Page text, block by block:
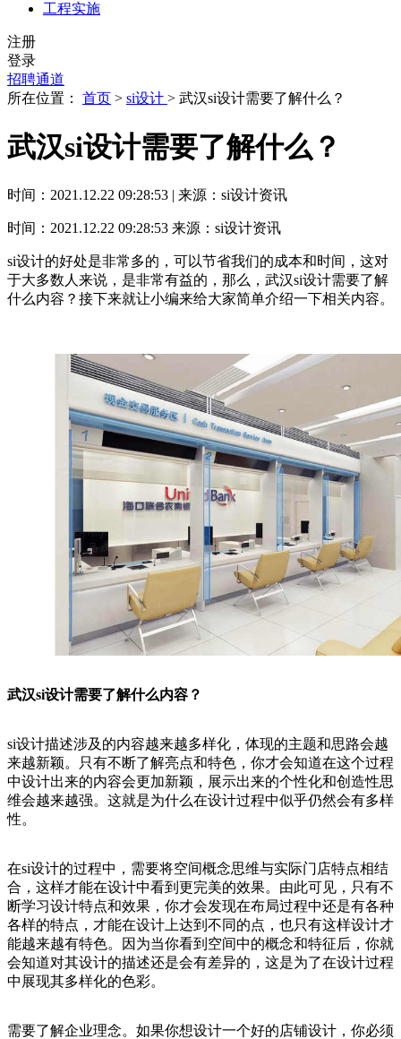
工程实施
注册
登录
招聘通道
所在位置： 首页 > si设计 > 武汉si设计需要了解什么？
武汉si设计需要了解什么？
时间：2021.12.22 09:28:53 | 来源：si设计资讯
时间：2021.12.22 09:28:53 来源：si设计资讯
si设计的好处是非常多的，可以节省我们的成本和时间，这对
于大多数人来说，是非常有益的，那么，武汉si设计需要了解
什么内容？接下来就让小编来给大家简单介绍一下相关内容。
武汉si设计需要了解什么内容？
si设计描述涉及的内容越来越多样化，体现的主题和思路会越
来越新颖。只有不断了解亮点和特色，你才会知道在这个过程
中设计出来的内容会更加新颖，展示出来的个性化和创造性思
维会越来越强。这就是为什么在设计过程中似乎仍然会有多样
性。
在si设计的过程中，需要将空间概念思维与实际门店特点相结
合，这样才能在设计中看到更完美的效果。由此可见，只有不
断学习设计特点和效果，你才会发现在布局过程中还是有各种
各样的特点，才能在设计上达到不同的点，也只有这样设计才
能越来越有特色。因为当你看到空间中的概念和特征后，你就
会知道对其设计的描述还是会有差异的，这是为了在设计过程
中展现其多样化的色彩。
需要了解企业理念。如果你想设计一个好的店铺设计，你必须